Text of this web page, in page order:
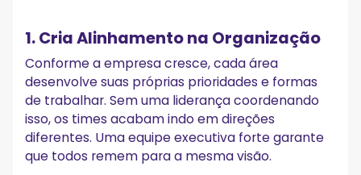
1. Cria Alinhamento na Organização
Conforme a empresa cresce, cada área
desenvolve suas próprias prioridades e formas
de trabalhar. Sem uma liderança coordenando
isso, os times acabam indo em direções
diferentes. Uma equipe executiva forte garante
que todos remem para a mesma visão.